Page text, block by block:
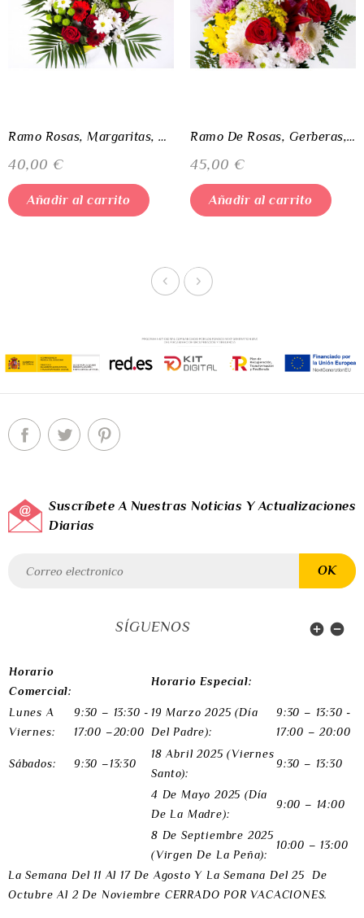
Ramo Rosas, Margaritas, Liliums Y Gerberas
Precio
40,00 €
Añadir al carrito
Ramo De Rosas, Gerberas, Liliums Asiáticos, Margaritas Claveles Y Anastasias
Precio
45,00 €
Añadir al carrito
Suscríbete A Nuestras Noticias Y Actualizaciones
Diarias
SÍGUENOS  
Horario
Comercial:
Horario Especial:
Lunes A
Viernes:
9:30 – 13:30 -
17:00 –20:00
19 Marzo 2025 (Día
Del Padre):
9:30 – 13:30 -
17:00 – 20:00
Sábados: 9:30 –13:30
18 Abril 2025 (Viernes
Santo):
9:30 – 13:30
4 De Mayo 2025 (Día
De La Madre):
9:00 – 14:00
8 De Septiembre 2025
(Virgen De La Peña):
10:00 – 13:00
La Semana Del 11 Al 17 De Agosto Y La Semana Del 25 De
Octubre Al 2 De Noviembre CERRADO POR VACACIONES.